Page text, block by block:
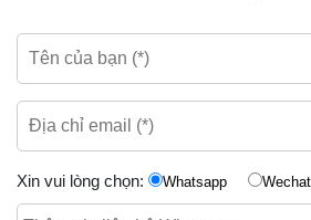
Xin vui lòng chọn: Whatsapp Wechat